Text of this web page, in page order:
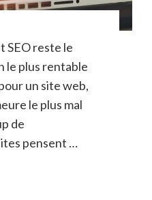
SEO reste le
le plus rentable
un site web,
le plus mal
de
pensent …